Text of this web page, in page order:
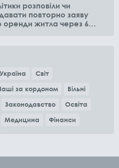
розповіли чи
повторно заяву
оренди житла через 6
Україна
Світ
за кордоном
Вільні
Законодавство
Освіта
Медицина Фінанси